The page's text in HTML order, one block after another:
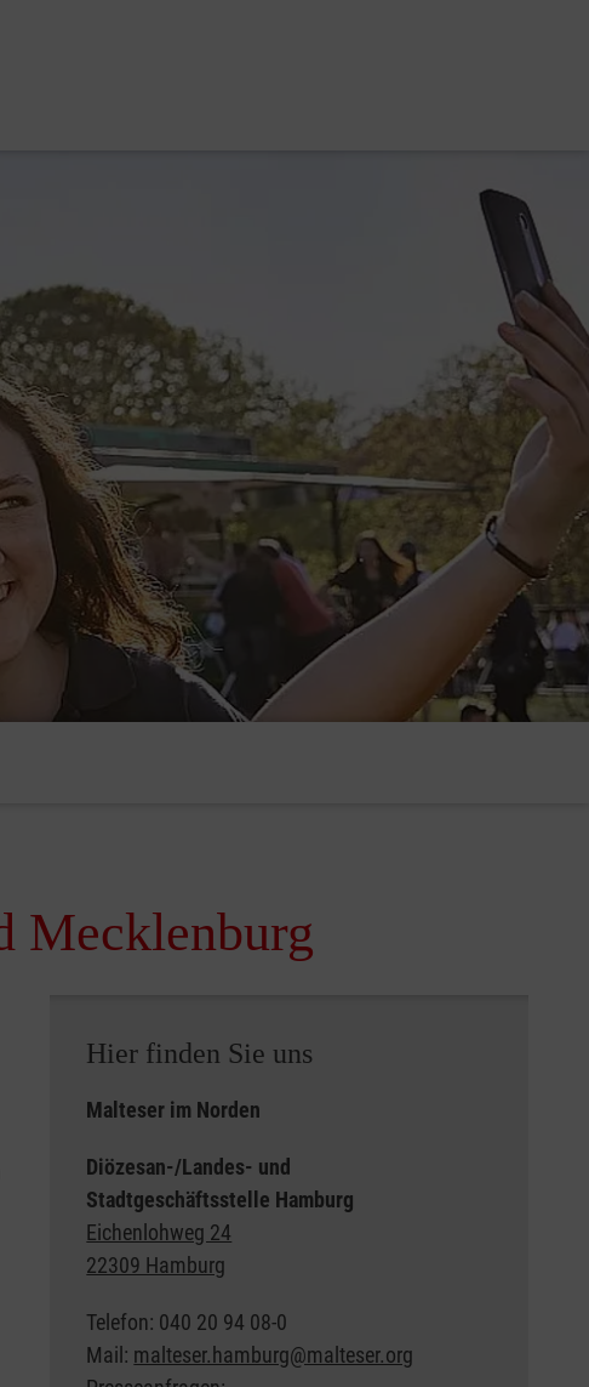
Mecklenburg
Hier finden Sie uns
Malteser im Norden
Diözesan-/Landes- und
Stadtgeschäftsstelle Hamburg
Eichenlohweg 24
22309 Hamburg
Telefon: 040 20 94 08-0
Mail: malteser.hamburg@malteser.org